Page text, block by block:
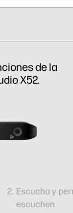
de la
X52.
Escucha y
escuchen